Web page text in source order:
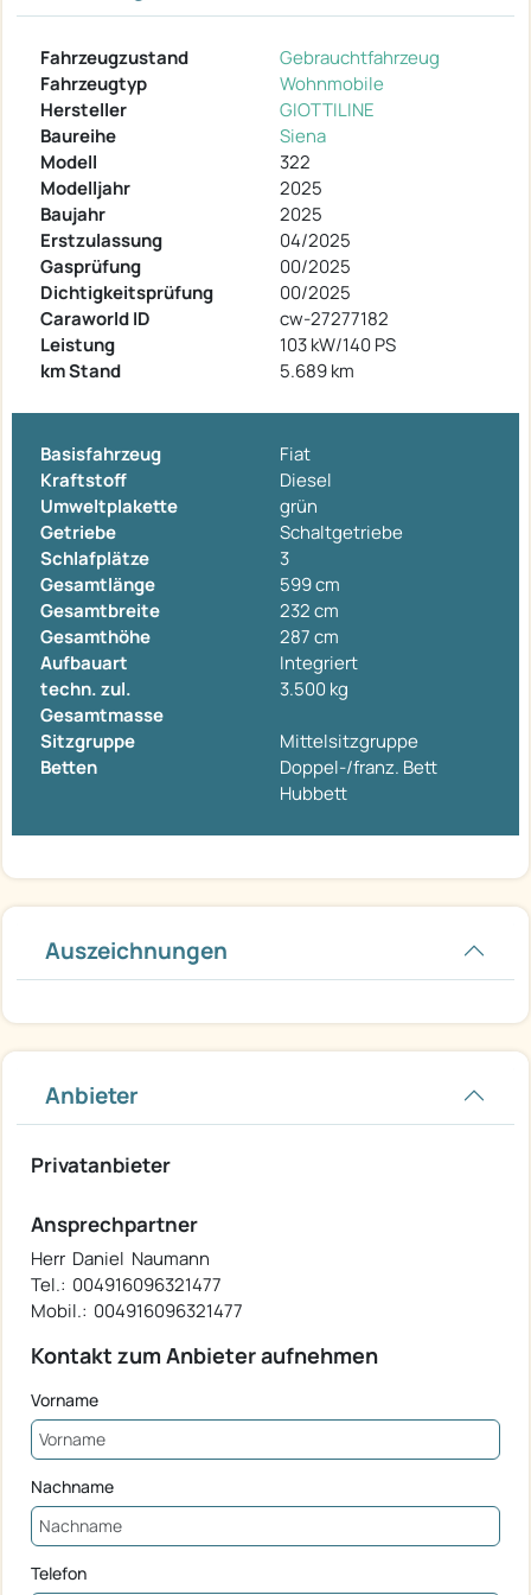
Fahrzeugzustand
Gebrauchtfahrzeug
Fahrzeugtyp
Wohnmobile
Hersteller
GIOTTILINE
Baureihe
Siena
Modell
322
Modelljahr
2025
Baujahr
2025
Erstzulassung
04/2025
Gasprüfung
00/2025
Dichtigkeitsprüfung
00/2025
Caraworld ID
cw-27277182
Leistung
103 kW/140 PS
km Stand
5.689 km
Basisfahrzeug
Fiat
Kraftstoff
Diesel
Umweltplakette
grün
Getriebe
Schaltgetriebe
Schlafplätze
3
Gesamtlänge
599 cm
Gesamtbreite
232 cm
Gesamthöhe
287 cm
Aufbauart
Integriert
techn. zul.
Gesamtmasse
3.500 kg
Sitzgruppe
Mittelsitzgruppe
Betten
Doppel-/franz. Bett
Hubbett
Auszeichnungen
Anbieter
Privatanbieter
Ansprechpartner
Herr Daniel Naumann
Tel.: 004916096321477
Mobil.: 004916096321477
Kontakt zum Anbieter aufnehmen
Vorname
Nachname
Telefon